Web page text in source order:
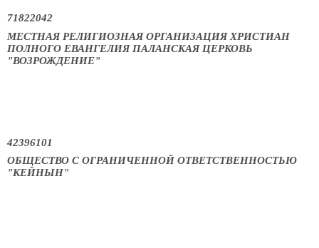
71822042
МЕСТНАЯ РЕЛИГИОЗНАЯ ОРГАНИЗАЦИЯ ХРИСТИАН
ПОЛНОГО ЕВАНГЕЛИЯ ПАЛАНСКАЯ ЦЕРКОВЬ
"ВОЗРОЖДЕНИЕ"
42396101
ОБЩЕСТВО С ОГРАНИЧЕННОЙ ОТВЕТСТВЕННОСТЬЮ
"КЕЙНЫН"